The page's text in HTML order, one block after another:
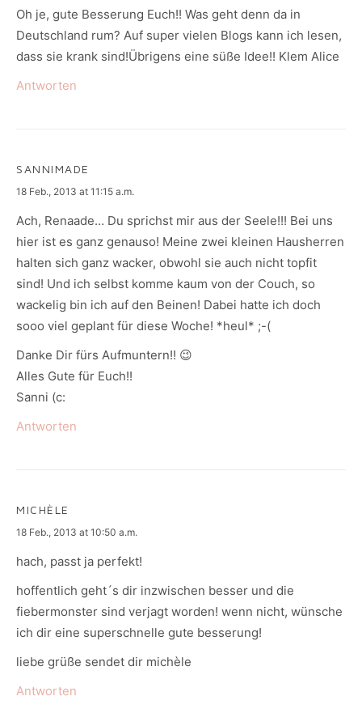
Oh je, gute Besserung Euch!! Was geht denn da in
Deutschland rum? Auf super vielen Blogs kann ich lesen,
dass sie krank sind!Übrigens eine süße Idee!! Klem Alice
Antworten
SANNIMADE
says:
18 Feb., 2013 at 11:15 a.m.
Ach, Renaade… Du sprichst mir aus der Seele!!! Bei uns
hier ist es ganz genauso! Meine zwei kleinen Hausherren
halten sich ganz wacker, obwohl sie auch nicht topfit
sind! Und ich selbst komme kaum von der Couch, so
wackelig bin ich auf den Beinen! Dabei hatte ich doch
sooo viel geplant für diese Woche! *heul* ;-(
Danke Dir fürs Aufmuntern!! 😉
Alles Gute für Euch!!
Sanni (c:
Antworten
MICHÈLE
says:
18 Feb., 2013 at 10:50 a.m.
hach, passt ja perfekt!
hoffentlich geht´s dir inzwischen besser und die
fiebermonster sind verjagt worden! wenn nicht, wünsche
ich dir eine superschnelle gute besserung!
liebe grüße sendet dir michèle
Antworten